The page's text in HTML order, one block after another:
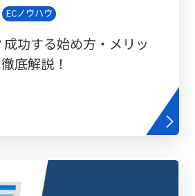
ECノウハウ
成功する始め方・メリッ
底解説！